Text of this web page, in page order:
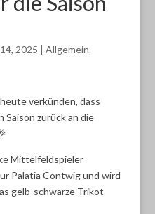
2025 | Allgemein
verkünden, dass
Saison zurück an die
Mittelfeldspieler
Palatia Contwig und wird
gelb-schwarze Trikot